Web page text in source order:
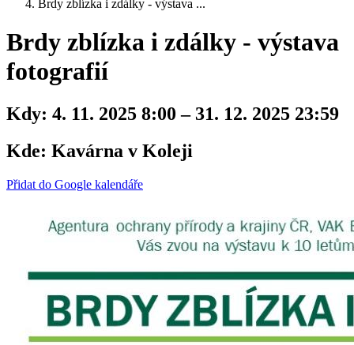
Brdy zblízka i zdálky - výstava ...
Brdy zblízka i zdálky - výstava
fotografií
Kdy: 4. 11. 2025 8:00 – 31. 12. 2025 23:59
Kde: Kavárna v Koleji
Přidat do Google kalendáře